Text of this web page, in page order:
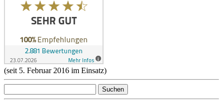
(seit 5. Februar 2016 im Einsatz)
nach: